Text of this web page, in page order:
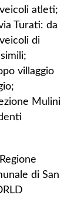
atleti;
Turati: da
di
villaggio
Mulini
di San